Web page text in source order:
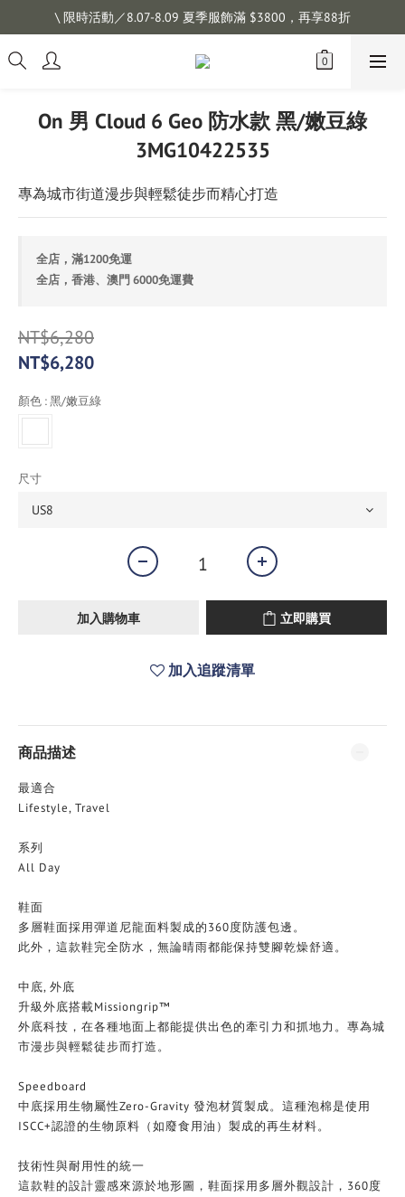
註冊會員拿購物金 $100，滿$1200免運
\ 限時活動／8.07-8.09 夏季服飾滿 $3800，再享88折
註冊會員拿購物金 $100，滿$1200免運
On 男 Cloud 6 Geo 防水款 黑/嫩豆綠
3MG10422535
專為城市街道漫步與輕鬆徒步而精心打造
全店，滿1200免運
全店，香港、澳門 6000免運費
NT$6,280
NT$6,280
顏色 : 黑/嫩豆綠
尺寸
加入購物車 立即購買
加入追蹤清單
商品描述
最適合
Lifestyle, Travel
系列
All Day
鞋面
多層鞋面採用彈道尼龍面料製成的360度防護包邊。
此外，這款鞋完全防水，無論晴雨都能保持雙腳乾燥舒適。
中底, 外底
升級外底搭載Missiongrip™
外底科技，在各種地面上都能提供出色的牽引力和抓地力。專為城
市漫步與輕鬆徒步而打造。
Speedboard
中底採用生物屬性Zero-Gravity 發泡材質製成。這種泡棉是使用
ISCC+認證的生物原料（如廢食用油）製成的再生材料。
技術性與耐用性的統一
這款鞋的設計靈感來源於地形圖，鞋面採用多層外觀設計，360度